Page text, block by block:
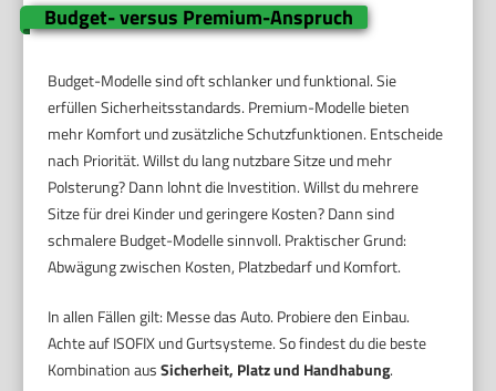
Budget- versus Premium-Anspruch
Budget-Modelle sind oft schlanker und funktional. Sie
erfüllen Sicherheitsstandards. Premium-Modelle bieten
mehr Komfort und zusätzliche Schutzfunktionen. Entscheide
nach Priorität. Willst du lang nutzbare Sitze und mehr
Polsterung? Dann lohnt die Investition. Willst du mehrere
Sitze für drei Kinder und geringere Kosten? Dann sind
schmalere Budget-Modelle sinnvoll. Praktischer Grund:
Abwägung zwischen Kosten, Platzbedarf und Komfort.
In allen Fällen gilt: Messe das Auto. Probiere den Einbau.
Achte auf ISOFIX und Gurtsysteme. So findest du die beste
Kombination ausSicherheit, Platz und Handhabung.